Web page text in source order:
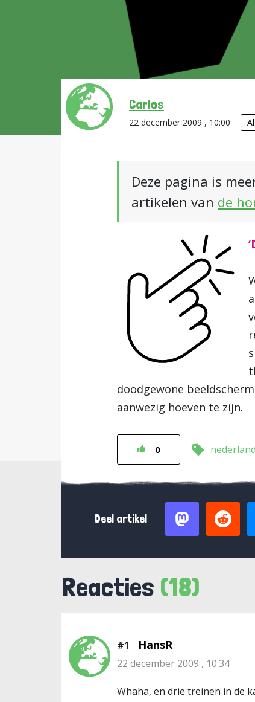
Carlos
22 december 2009 , 10:00
Deze pagina is
artikelen van de
doodgewone
aanwezig hoeven te zijn.
0
Deel artikel
Reacties (18)
#1 HansR
22 december 2009 , 10:34
Whaha, en drie treinen in de